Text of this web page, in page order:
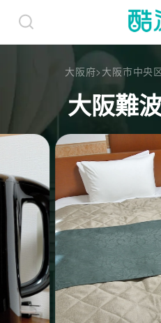
大阪府>大阪市中央
大阪難